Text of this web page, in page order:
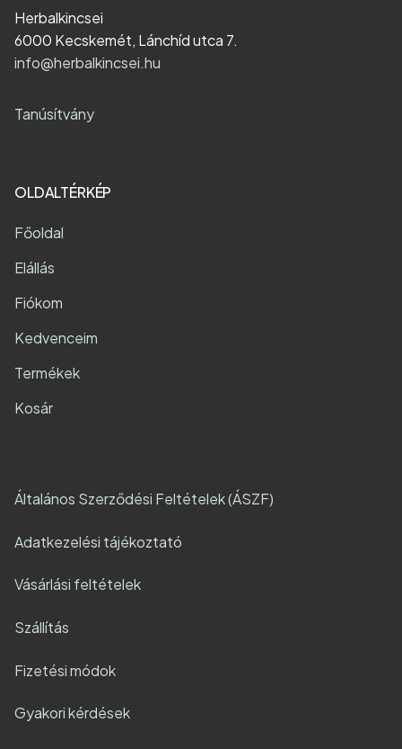
Herbalkincsei
6000 Kecskemét, Lánchíd utca 7.
info@herbalkincsei.hu
Tanúsítvány
OLDALTÉRKÉP
Főoldal
Elállás
Fiókom
Kedvenceim
Termékek
Kosár
Általános Szerződési Feltételek (ÁSZF)
Adatkezelési tájékoztató
Vásárlási feltételek
Szállítás
Fizetési módok
Gyakori kérdések